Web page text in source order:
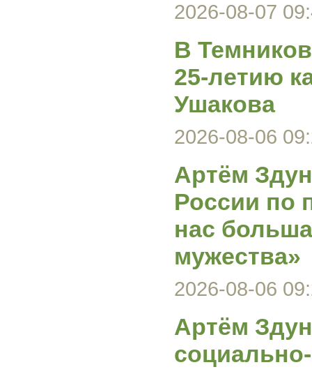
2026-08-07
В
25-летию
Ушакова
2026-08-06
Артём
России по
нас
мужества»
2026-08-06
Артём